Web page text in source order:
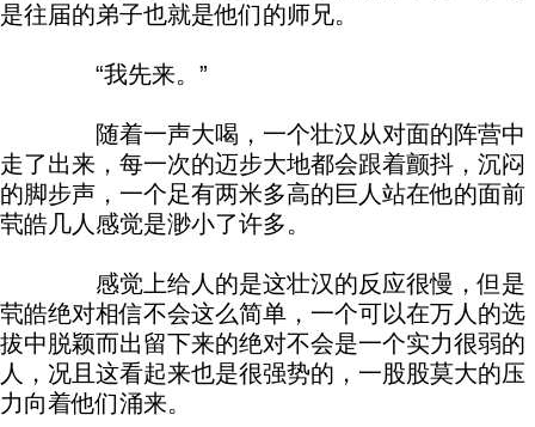
是往届的弟子也就是他们的师兄。
“我先来。”
随着一声大喝，一个壮汉从对面的阵营中
走了出来，每一次的迈步大地都会跟着颤抖，沉闷
的脚步声，一个足有两米多高的巨人站在他的面前
茕皓几人感觉是渺小了许多。
感觉上给人的是这壮汉的反应很慢，但是
茕皓绝对相信不会这么简单，一个可以在万人的选
拔中脱颖而出留下来的绝对不会是一个实力很弱的
人，况且这看起来也是很强势的，一股股莫大的压
力向着他们涌来。